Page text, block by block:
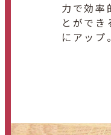
力で効率
とができ
にアップ